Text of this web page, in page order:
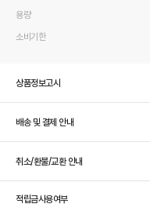
용량
소비기한
상품정보고시
배송 및 결제 안내
취소/환불/교환 안내
적립금사용여부